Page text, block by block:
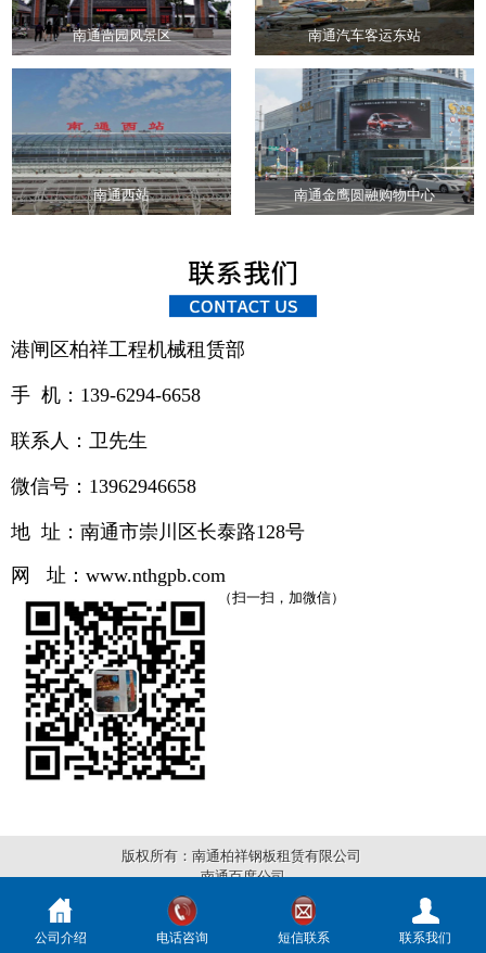
南通啬园风景区 南通汽车客运东站
南通西站 南通金鹰圆融购物中心
港闸区柏祥工程机械租赁部
手 机：139-6294-6658
联系人：卫先生
微信号：13962946658
地 址：南通市崇川区长泰路128号
网 址： www.nthgpb.com
（扫一扫，加微信）
版权所有：南通柏祥钢板租赁有限公司
南通百度公司
公司介绍 电话咨询 短信联系 联系我们